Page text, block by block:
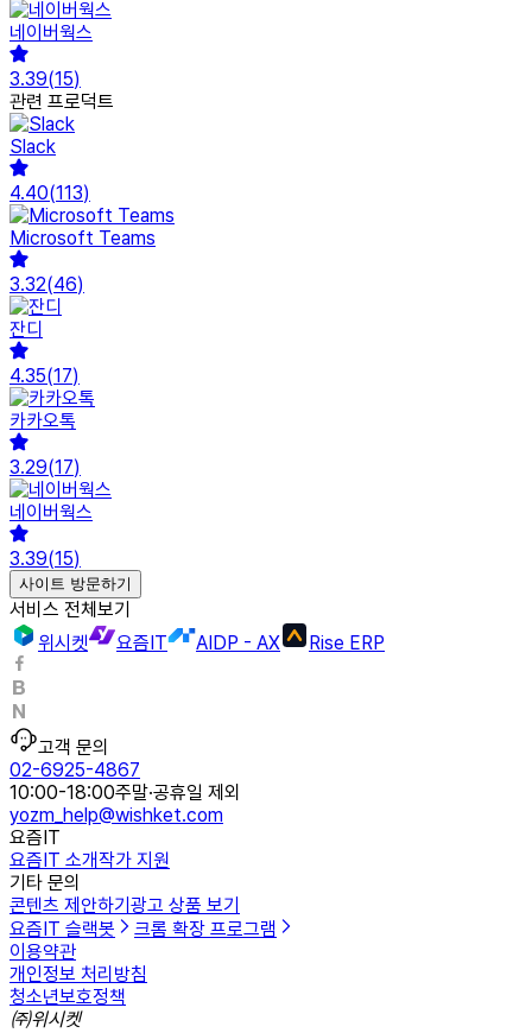
네이버웍스
3.39(15)
관련 프로덕트
Slack
4.40(113)
Microsoft Teams
3.32(46)
잔디
4.35(17)
카카오톡
3.29(17)
네이버웍스
3.39(15)
사이트 방문하기
서비스 전체보기
위시켓
요즘IT AIDP - AX Rise ERP
고객 문의
02-6925-4867
10:00-18:00주말·공휴일 제외
yozm_help@wishket.com
요즘IT
요즘IT 소개작가 지원
기타 문의
콘텐츠 제안하기광고 상품 보기
요즘IT 슬랙봇
크롬 확장 프로그램
이용약관
개인정보 처리방침
청소년보호정책
㈜위시켓